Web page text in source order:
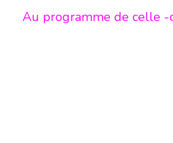
Au programme de celle -